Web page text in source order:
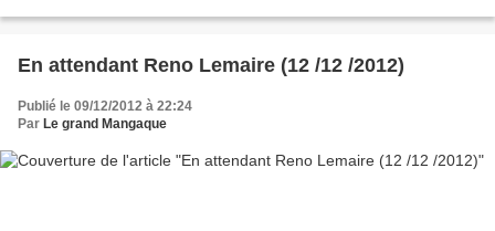
En attendant Reno Lemaire (12 /12 /2012)
Publié le 09/12/2012 à 22:24
Par Le grand Mangaque